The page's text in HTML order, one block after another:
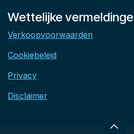
Wettelijke
Verkoopvoorwaarden
Cookiebeleid
Privacy
Disclaimer